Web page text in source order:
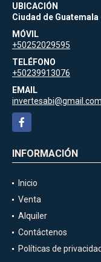
UBICACIÓN
Ciudad de
MÓVIL
+50252029595
TELÉFONO
+50239913076
EMAIL
invertesabi@gmail.com
Facebook
INFORMACIÓN
Inicio
Venta
Alquiler
Contáctenos
Políticas de privacidad